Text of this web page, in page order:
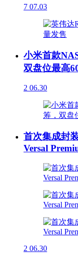
7 07.03
小米首款
双盘位最高
2 06.30
首次集成封
Versal
2 06.30